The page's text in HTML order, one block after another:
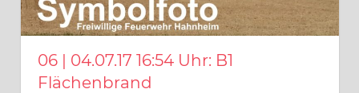
06 | 04.07.17 16:54 Uhr: B1
Flächenbrand